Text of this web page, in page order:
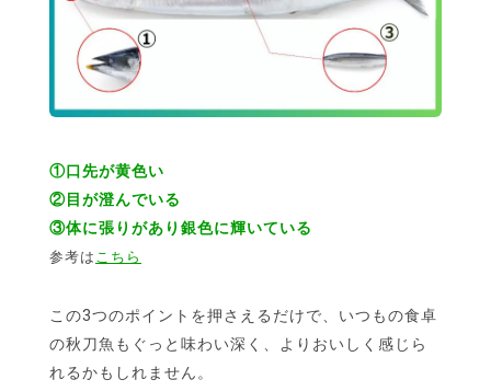
①口先が黄色い
②目が澄んでいる
③体に張りがあり銀色に輝いている
参考は こちら
この3つのポイントを押さえるだけで、いつもの食卓
の秋刀魚もぐっと味わい深く、よりおいしく感じら
れるかもしれません。